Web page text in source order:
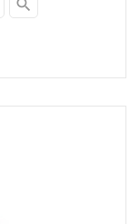
search